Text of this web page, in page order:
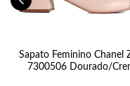
Sapato Feminino Chanel
7300506 Dourado/